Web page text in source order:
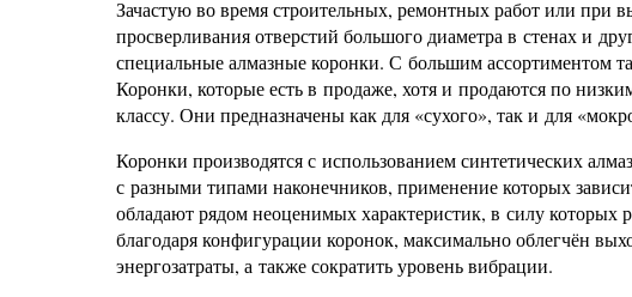
Зачастую во время строительных, ремонтных работ или при
просверливания отверстий большого диаметра в стенах и
специальные алмазные коронки. С большим ассортиментом
Коронки, которые есть в продаже, хотя и продаются по
классу. Они предназначены как для «сухого», так и для
Коронки производятся с использованием синтетических
с разными типами наконечников, применение которых
обладают рядом неоценимых характеристик, в силу которых
благодаря конфигурации коронок, максимально облегчён
энергозатраты, а также сократить уровень вибрации.